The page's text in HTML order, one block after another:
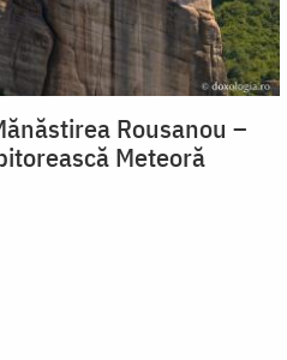
Rousanou –
Meteoră